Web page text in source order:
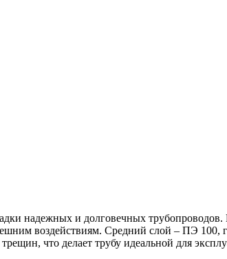
надежных и долговечных
воздействиям. Средний слой – ПЭ
что делает трубу идеальной для